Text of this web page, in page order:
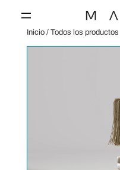
Saltar
contenido
Inicio /Todos los productos